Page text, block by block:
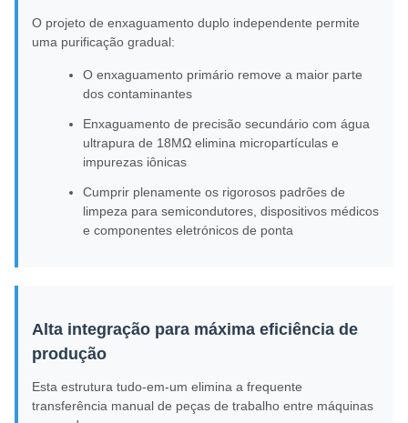
O projeto de enxaguamento duplo independente permite
uma purificação gradual:
O enxaguamento primário remove a maior parte
dos contaminantes
Enxaguamento de precisão secundário com água
ultrapura de 18MΩ elimina micropartículas e
impurezas iônicas
Cumprir plenamente os rigorosos padrões de
limpeza para semicondutores, dispositivos médicos
e componentes eletrónicos de ponta
Alta integração para máxima eficiência de
produção
Esta estrutura tudo-em-um elimina a frequente
transferência manual de peças de trabalho entre máquinas